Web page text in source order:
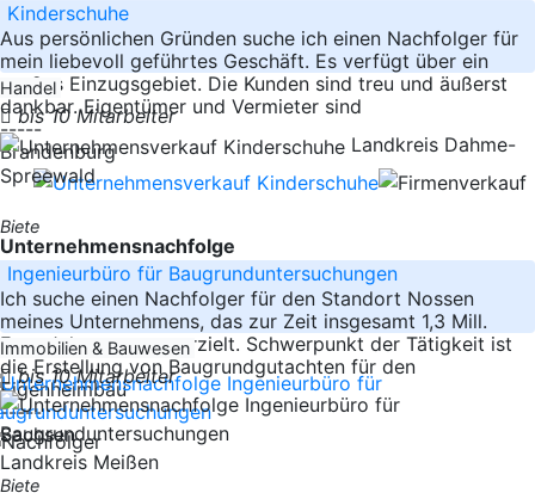
Kinderschuhe
Aus persönlichen Gründen suche ich einen Nachfolger für
mein liebevoll geführtes Geschäft. Es verfügt über ein
großes Einzugsgebiet. Die Kunden sind treu und äußerst
dankbar. Eigentümer und Vermieter sind
-----
Brandenburg
Handel
bis 10 Mitarbeiter
Landkreis Dahme-
Spreewald
Biete
Unternehmensnachfolge
Ingenieurbüro für Baugrunduntersuchungen
Ich suche einen Nachfolger für den Standort Nossen
meines Unternehmens, das zur Zeit insgesamt 1,3 Mill.
Euro Jahresumsatz erzielt. Schwerpunkt der Tätigkeit ist
die Erstellung von Baugrundgutachten für den
Eigenheimbau
-----
Sachsen
Immobilien & Bauwesen
bis 10 Mitarbeiter
Landkreis Meißen
Biete